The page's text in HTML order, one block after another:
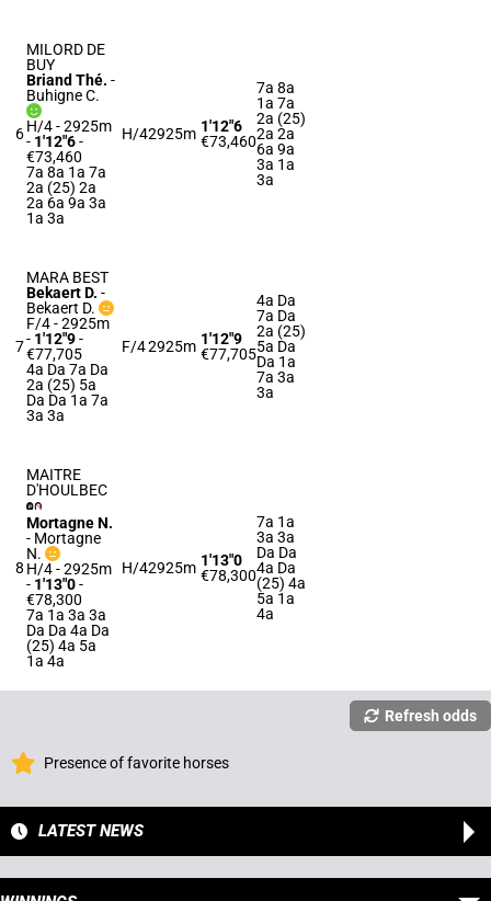
6
MILORD DE
BUY
Briand Thé. -
Buhigne C.
H/4 - 2925m
- 1'12"6-
€73,460
7a 8a 1a 7a
2a (25) 2a
2a 6a 9a 3a
1a 3a
H/42925m 1'12"6
€73,460
7a 8a
1a 7a
2a (25)
2a 2a
6a 9a
3a 1a
3a
7
MARA BEST
Bekaert D. -
Bekaert D.
F/4 - 2925m
- 1'12"9-
€77,705
4a Da 7a Da
2a (25) 5a
Da Da 1a 7a
3a 3a
F/42925m 1'12"9
€77,705
4a Da
7a Da
2a (25)
5a Da
Da 1a
7a 3a
3a
8
MAITRE
D'HOULBEC
Mortagne N.
- Mortagne
N.
H/4 - 2925m
- 1'13"0-
€78,300
7a 1a 3a 3a
Da Da 4a Da
(25) 4a 5a
1a 4a
H/42925m 1'13"0
€78,300
7a 1a
3a 3a
Da Da
4a Da
(25) 4a
5a 1a
4a
Refresh odds
Presence of favorite horses
LATEST NEWS